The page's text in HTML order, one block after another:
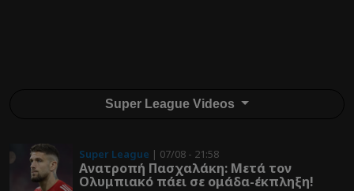
Super League Videos
Super League | 07/08 - 21:58
Ανατροπή Πασχαλάκη: Μετά τον
Ολυμπιακό πάει σε ομάδα-έκπληξη!